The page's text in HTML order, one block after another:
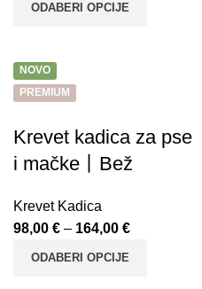
ODABERI OPCIJE
NOVO
PREMIUM
Krevet kadica za pse
i mačke丨Bež
Krevet Kadica
98,00 € – 164,00 €
ODABERI OPCIJE